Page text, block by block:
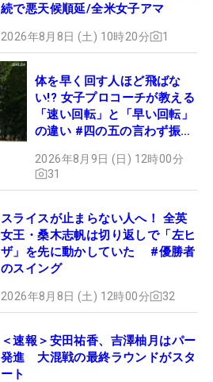
続で悪天候順延/全米女子アマ
2026年8月8日 (土) 10時20分 1
体を早く回す人ほど飛ばな
い!? 女子プロコーチが教える
「速い回転」と「早い回転」
の違い #四の五の言わず振り
2026年8月9日 (日) 12時00分
31
スライスが止まらない人へ！ 全英
女王・桑木志帆は切り返しで「左ヒ
ザ」を先に動かしていた #優勝者
のスイング
2026年8月8日 (土) 12時00分 32
＜速報＞安田祐香、吉澤柚月はパー
発進 大混戦の最終ラウンドがスタ
ート